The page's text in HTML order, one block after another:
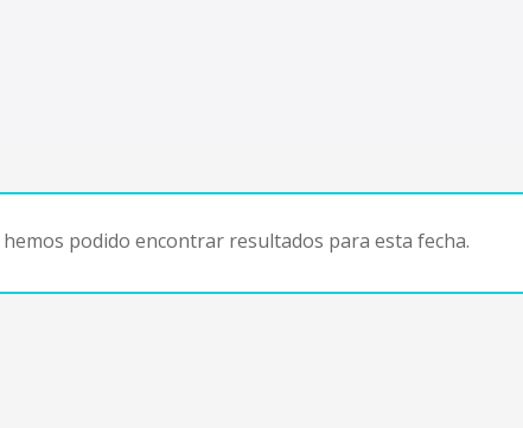
podido encontrar resultados para esta fecha.